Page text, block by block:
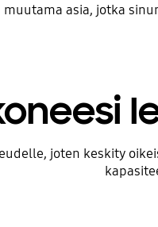
asia, jotka
joten keskity